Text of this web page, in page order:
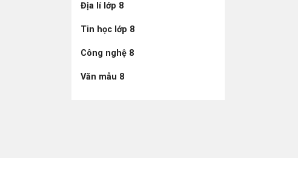
Địa lí lớp 8
Tin học lớp 8
Công nghệ 8
Văn mẫu 8